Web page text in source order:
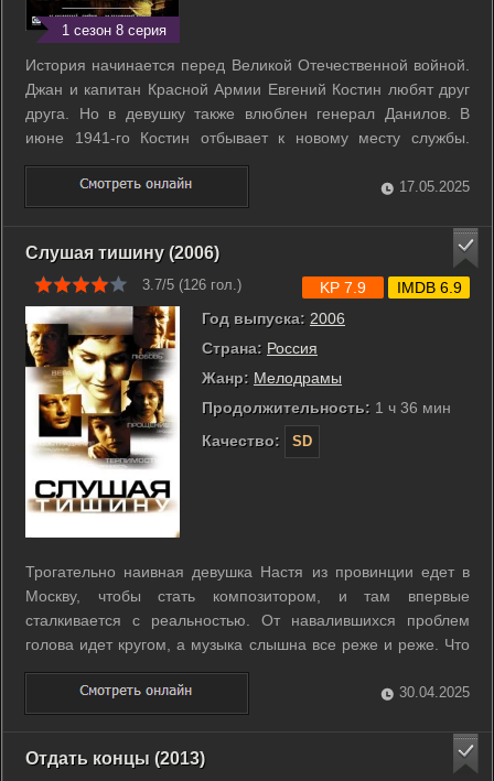
1 сезон 8 серия
История начинается перед Великой Отечественной войной.
Джан и капитан Красной Армии Евгений Костин любят друг
друга. Но в девушку также влюблен генерал Данилов. В
июне 1941-го Костин отбывает к новому месту службы.
Начинается война. Родной город Джан захватывают немцы.
Костин ранен, но преодолевает сотни верст, чтобы найти
любимую. И в ее городе ...
17.05.2025
Слушая тишину (2006)
3.7/5 (126 гол.)
Год выпуска: 2006
Страна: Россия
Жанр: Мелодрамы
Продолжительность: 1 ч 36 мин
Качество:
SD
KP 7.9 IMDB 6.9
Трогательно наивная девушка Настя из провинции едет в
Москву, чтобы стать композитором, и там впервые
сталкивается с реальностью. От навалившихся проблем
голова идет кругом, а музыка слышна все реже и реже. Что
же выбрать? Призвание или... Обычно жизнь человека
определяется обстоятельствами, но для Насти решающим
обстоятельством оказывается сама ...
30.04.2025
Отдать концы (2013)